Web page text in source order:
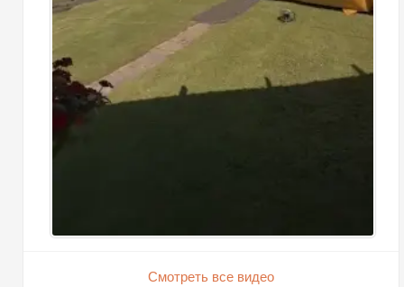
Смотреть все видео